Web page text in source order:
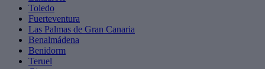
Toledo
Fuerteventura
Las Palmas de Gran Canaria
Benalmádena
Benidorm
Teruel